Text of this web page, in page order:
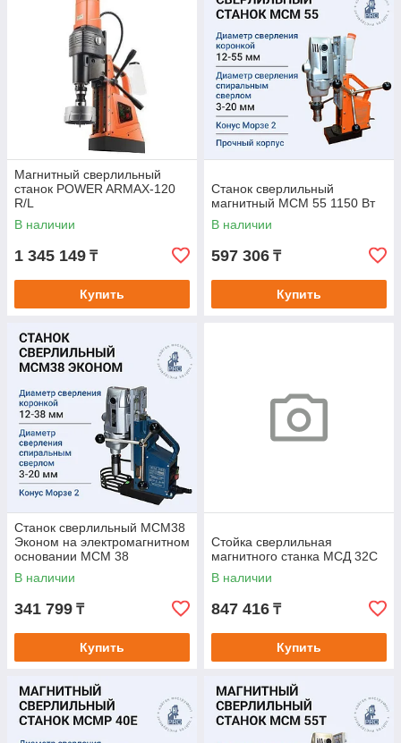
Магнитный сверлильный
станок POWER ARMAX-120
R/L
В наличии
1 345 149 ₸
Купить
Станок сверлильный
магнитный МСМ 55 1150 Вт
В наличии
597 306 ₸
Купить
Станок сверлильный МСМ38
Эконом на электромагнитном
основании МСМ 38
В наличии
341 799 ₸
Купить
Стойка сверлильная
магнитного станка МСД 32С
В наличии
847 416 ₸
Купить